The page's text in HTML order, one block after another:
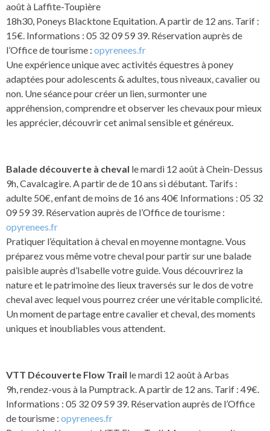
août à Laffite-Toupière
18h30, Poneys Blacktone Equitation. A partir de 12 ans. Tarif :
15€. Informations : 05 32 09 59 39. Réservation auprès de
l’Office de tourisme : opyrenees.fr
Une expérience unique avec activités équestres à poney
adaptées pour adolescents & adultes, tous niveaux, cavalier ou
non. Une séance pour créer un lien, surmonter une
appréhension, comprendre et observer les chevaux pour mieux
les apprécier, découvrir cet animal sensible et généreux.
Balade découverte à cheval le mardi 12 août à Chein-Dessus
9h, Cavalcagire. A partir de de 10 ans si débutant. Tarifs :
adulte 50€, enfant de moins de 16 ans 40€ Informations : 05 32
09 59 39. Réservation auprès de l’Office de tourisme :
opyrenees.fr
Pratiquer l’équitation à cheval en moyenne montagne. Vous
préparez vous même votre cheval pour partir sur une balade
paisible auprès d’Isabelle votre guide. Vous découvrirez la
nature et le patrimoine des lieux traversés sur le dos de votre
cheval avec lequel vous pourrez créer une véritable complicité.
Un moment de partage entre cavalier et cheval, des moments
uniques et inoubliables vous attendent.
VTT Découverte Flow Trail le mardi 12 août à Arbas
9h, rendez-vous à la Pumptrack. A partir de 12 ans. Tarif : 49€.
Informations : 05 32 09 59 39. Réservation auprès de l’Office
de tourisme : opyrenees.fr